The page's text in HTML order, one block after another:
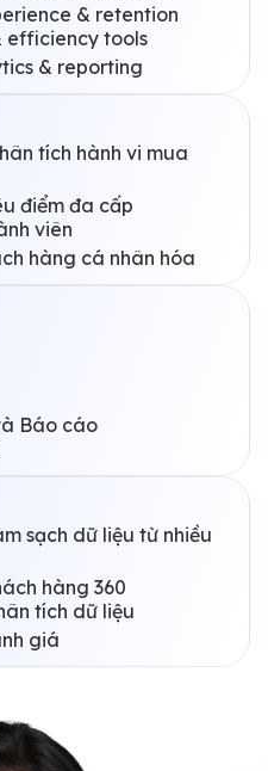
& retention
efficiency tools
& reporting
tích hành vi mua
điểm đa cấp
viên
hàng cá nhân hóa
Báo cáo
sạch dữ liệu từ nhiều
hàng 360
tích dữ liệu
giá